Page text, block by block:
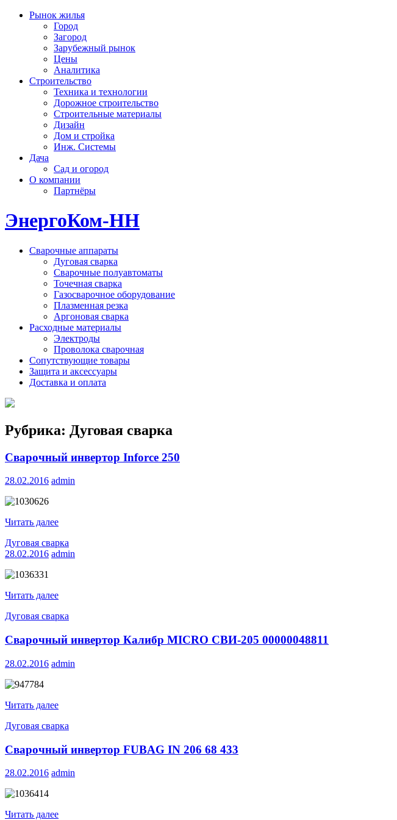
Рынок жилья
Город
Загород
Зарубежный рынок
Цены
Аналитика
Строительство
Техника и технологии
Дорожное строительство
Строительные материалы
Дизайн
Дом и стройка
Инж. Системы
Дача
Сад и огород
О компании
Партнёры
ЭнергоКом-НН
Сварочные аппараты
Дуговая сварка
Сварочные полуавтоматы
Точечная сварка
Газосварочное оборудование
Плазменная резка
Аргоновая сварка
Расходные материалы
Электроды
Проволока сварочная
Сопутствующие товары
Защита и аксессуары
Доставка и оплата
Рубрика: Дуговая сварка
Сварочный инвертор Inforce 250
28.02.2016 admin
Читать далее
Дуговая сварка
28.02.2016 admin
Читать далее
Дуговая сварка
Сварочный инвертор Калибр MICRO СВИ-205 00000048811
28.02.2016 admin
Читать далее
Дуговая сварка
Сварочный инвертор FUBAG IN 206 68 433
28.02.2016 admin
Читать далее